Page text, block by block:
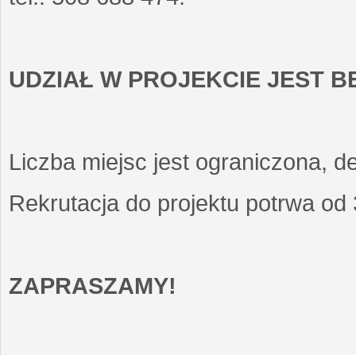
UDZIAŁ W PROJEKCIE JEST
Liczba miejsc jest ograniczona,
Rekrutacja do projektu potrwa
ZAPRASZAMY!